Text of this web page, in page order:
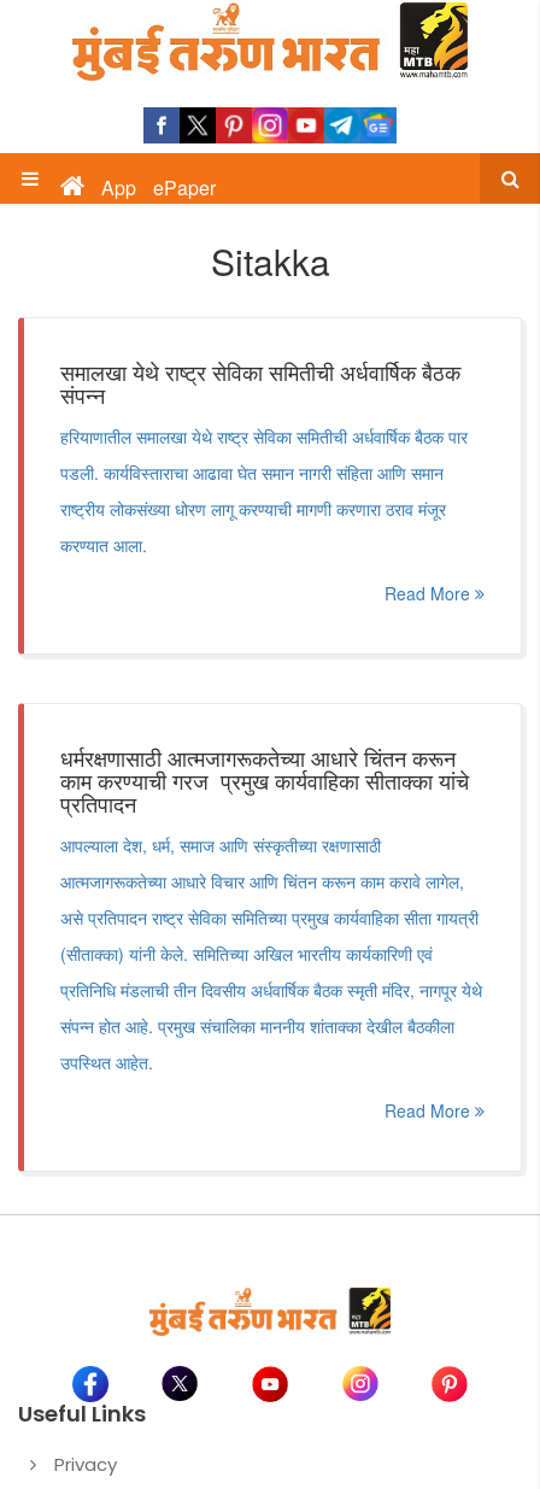
App ePaper
Sitakka
समालखा येथे राष्ट्र सेविका समितीची अर्धवार्षिक बैठक
संपन्न
हरियाणातील समालखा येथे राष्ट्र सेविका समितीची अर्धवार्षिक बैठक पार
पडली. कार्यविस्ताराचा आढावा घेत समान नागरी संहिता आणि समान
राष्ट्रीय लोकसंख्या धोरण लागू करण्याची मागणी करणारा ठराव मंजूर
करण्यात आला.
Read More
धर्मरक्षणासाठी आत्मजागरूकतेच्या आधारे चिंतन करून
काम करण्याची गरज प्रमुख कार्यवाहिका सीताक्का यांचे
प्रतिपादन
आपल्याला देश, धर्म, समाज आणि संस्कृतीच्या रक्षणासाठी
आत्मजागरूकतेच्या आधारे विचार आणि चिंतन करून काम करावे लागेल,
असे प्रतिपादन राष्ट्र सेविका समितिच्या प्रमुख कार्यवाहिका सीता गायत्री
(सीताक्का) यांनी केले. समितिच्या अखिल भारतीय कार्यकारिणी एवं
प्रतिनिधि मंडलाची तीन दिवसीय अर्धवार्षिक बैठक स्मृती मंदिर, नागपूर येथे
संपन्न होत आहे. प्रमुख संचालिका माननीय शांताक्का देखील बैठकीला
उपस्थित आहेत.
Read More
Useful Links
Privacy